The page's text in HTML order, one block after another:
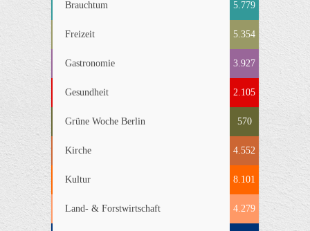
Brauchtum 5.779
Freizeit 5.354
Gastronomie 3.927
Gesundheit 2.105
Grüne Woche Berlin 570
Kirche 4.552
Kultur 8.101
Land- & Forstwirtschaft 4.279